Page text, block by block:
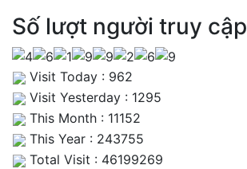
Số lượt người truy cập
Visit Today : 962
Visit Yesterday : 1295
This Month : 11152
This Year : 243755
Total Visit : 46199269